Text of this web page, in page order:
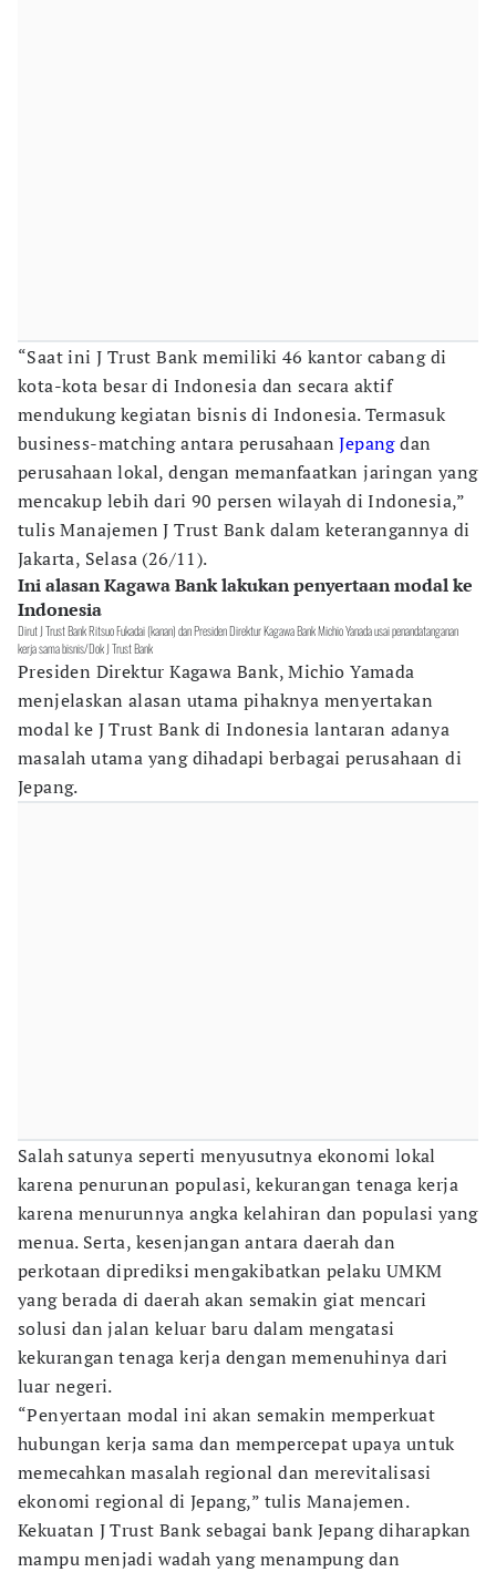
“Saat ini J Trust Bank memiliki 46 kantor cabang di
kota-kota besar di Indonesia dan secara aktif
mendukung kegiatan bisnis di Indonesia. Termasuk
business-matching antara perusahaanJepangdan
perusahaan lokal, dengan memanfaatkan jaringan yang
mencakup lebih dari 90 persen wilayah di Indonesia,”
tulis Manajemen J Trust Bank dalam keterangannya di
Jakarta, Selasa (26/11).
Ini alasan Kagawa Bank lakukan penyertaan modal ke
Indonesia
Dirut J Trust Bank Ritsuo Fukadai (kanan) dan Presiden Direktur Kagawa Bank Michio Yanada usai penandatanganan
kerja sama bisnis/Dok J Trust Bank
Presiden Direktur Kagawa Bank, Michio Yamada
menjelaskan alasan utama pihaknya menyertakan
modal ke J Trust Bank di Indonesia lantaran adanya
masalah utama yang dihadapi berbagai perusahaan di
Jepang.
Salah satunya seperti menyusutnya ekonomi lokal
karena penurunan populasi, kekurangan tenaga kerja
karena menurunnya angka kelahiran dan populasi yang
menua. Serta, kesenjangan antara daerah dan
perkotaan diprediksi mengakibatkan pelaku UMKM
yang berada di daerah akan semakin giat mencari
solusi dan jalan keluar baru dalam mengatasi
kekurangan tenaga kerja dengan memenuhinya dari
luar negeri.
“Penyertaan modal ini akan semakin memperkuat
hubungan kerja sama dan mempercepat upaya untuk
memecahkan masalah regional dan merevitalisasi
ekonomi regional di Jepang,” tulis Manajemen.
Kekuatan J Trust Bank sebagai bank Jepang diharapkan
mampu menjadi wadah yang menampung dan